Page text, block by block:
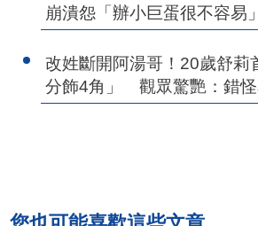
崩潰怨「辦小巨蛋很不容易」
改姓斷開阿湯哥！20歲舒莉
分飾4角」 觀眾驚艷：錯怪